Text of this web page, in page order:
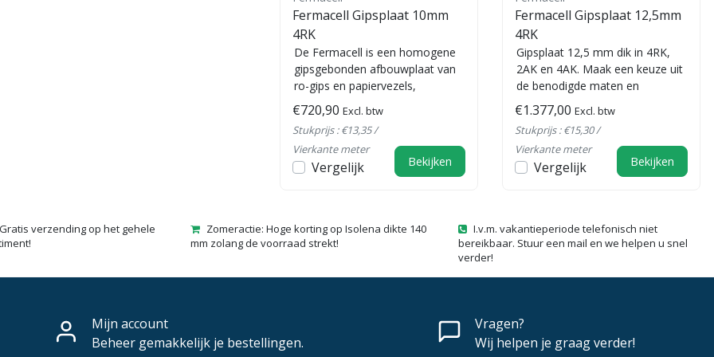
Fermacell Gipsplaat 10mm
4RK
De Fermacell is een homogene
gipsgebonden afbouwplaat van
ro-gips en papiervezels,
fabrieksmatig gehydrofobeerd.
Met rui...
€720,90 Excl. btw
Stukprijs : €13,35 /
Vierkante meter
Vergelijk Bekijken
Fermacell Gipsplaat 12,5mm
4RK
Gipsplaat 12,5 mm dik in 4RK,
2AK en 4AK. Maak een keuze uit
de benodigde maten en
hoeveelheden. De platen die niet
op...
€1.377,00 Excl. btw
Stukprijs : €15,30 /
Vierkante meter
Vergelijk Bekijken
verzending op het gehele
Zomeractie: Hoge korting op Isolena dikte 140
mm zolang de voorraad strekt!
I.v.m. vakantieperiode telefonisch niet
bereikbaar. Stuur een mail en we helpen u snel
verder!
Mijn account
Beheer gemakkelijk je bestellingen.
Vragen?
Wij helpen je graag verder!